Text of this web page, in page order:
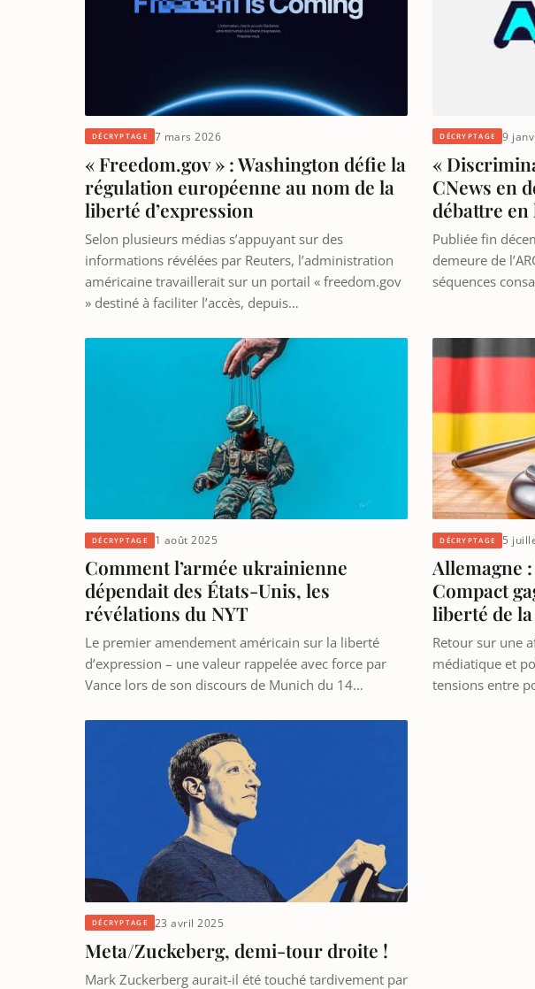
DÉCRYPTAGE 7 mars 2026
« Freedom.gov » : Washington défie la
régulation européenne au nom de la
liberté d’expression
Selon plusieurs médias s’appuyant sur des
informations révélées par Reuters, l’administration
américaine travaillerait sur un portail « freedom.gov
» destiné à faciliter l’accès, depuis…
DÉCRYPTAGE 9
«
CNews en
débattre
Publiée fin
demeure de
séquences
DÉCRYPTAGE 1 août 2025
Comment l’armée ukrainienne
dépendait des États-Unis, les
révélations du NYT
Le premier amendement américain sur la liberté
d’expression – une valeur rappelée avec force par
Vance lors de son discours de Munich du 14…
DÉCRYPTAGE 5
Allemagne
Compact
liberté de
Retour sur une
médiatique et
tensions entre
DÉCRYPTAGE 23 avril 2025
Meta/Zuckeberg, demi-tour droite !
Mark Zuckerberg aurait-il été touché tardivement par